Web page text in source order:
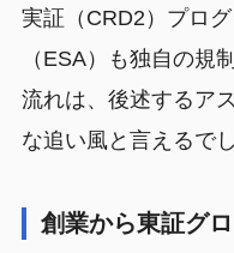
実証（CRD2）プロ
（ESA）も独自の規
流れは、後述するア
な追い風と言えるでし
創業から東証グ